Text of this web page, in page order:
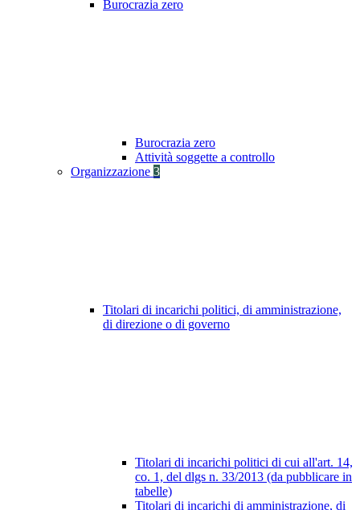
Burocrazia zero
Burocrazia zero
Attività soggette a controllo
Organizzazione 3
Titolari di incarichi politici, di amministrazione,
di direzione o di governo
Titolari di incarichi politici di cui all'art. 14,
co. 1, del dlgs n. 33/2013 (da pubblicare in
tabelle)
Titolari di incarichi di amministrazione, di